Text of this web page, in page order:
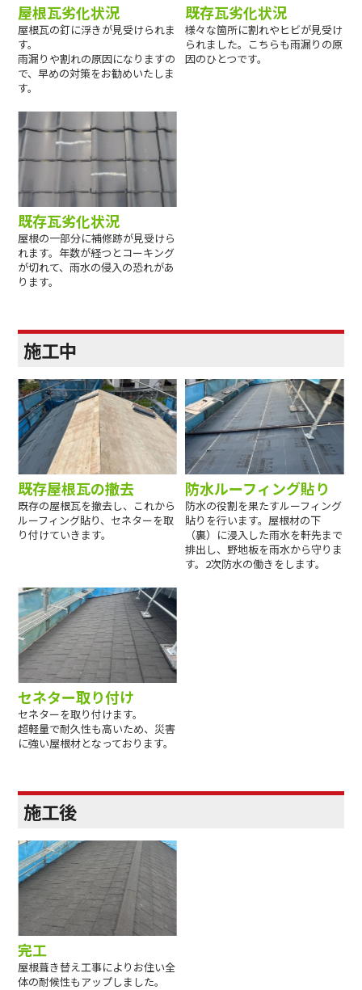
屋根瓦劣化状況
屋根瓦の釘に浮きが見受けられま
す。
雨漏りや割れの原因になりますの
で、早めの対策をお勧めいたしま
す。
既存瓦劣化状況
様々な箇所に割れやヒビが見受け
られました。こちらも雨漏りの原
因のひとつです。
既存瓦劣化状況
屋根の一部分に補修跡が見受けら
れます。年数が経つとコーキング
が切れて、雨水の侵入の恐れがあ
ります。
施工中
既存屋根瓦の撤去
既存の屋根瓦を撤去し、これから
ルーフィング貼り、セネターを取
り付けていきます。
防水ルーフィング貼り
防水の役割を果たすルーフィング
貼りを行います。屋根材の下
（裏）に浸入した雨水を軒先まで
排出し、野地板を雨水から守りま
す。2次防水の働きをします。
セネター取り付け
セネターを取り付けます。
超軽量で耐久性も高いため、災害
に強い屋根材となっております。
施工後
完工
屋根葺き替え工事によりお住い全
体の耐候性もアップしました。